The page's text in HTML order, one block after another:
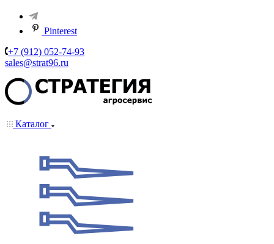
Pinterest
+7 (912) 052-74-93
sales@strat96.ru
Каталог